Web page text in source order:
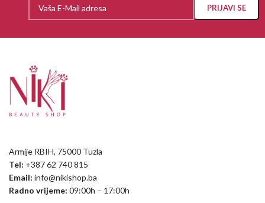
Armije RBIH, 75000 Tuzla
Tel: +387 62 740 815
Email: info@nikishop.ba
Radno vrijeme: 09:00h – 17:00h